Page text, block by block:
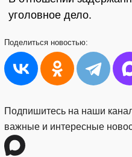
уголовное дело.
Поделиться новостью:
Подпишитесь на наши
важные и интересные